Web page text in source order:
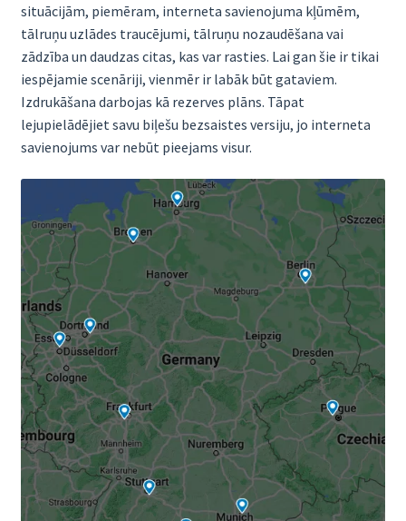
situācijām, piemēram, interneta savienojuma kļūmēm,
tālruņu uzlādes traucējumi, tālruņu nozaudēšana vai
zādzība un daudzas citas, kas var rasties. Lai gan šie ir tikai
iespējamie scenāriji, vienmēr ir labāk būt gataviem.
Izdrukāšana darbojas kā rezerves plāns. Tāpat
lejupielādējiet savu biļešu bezsaistes versiju, jo interneta
savienojums var nebūt pieejams visur.